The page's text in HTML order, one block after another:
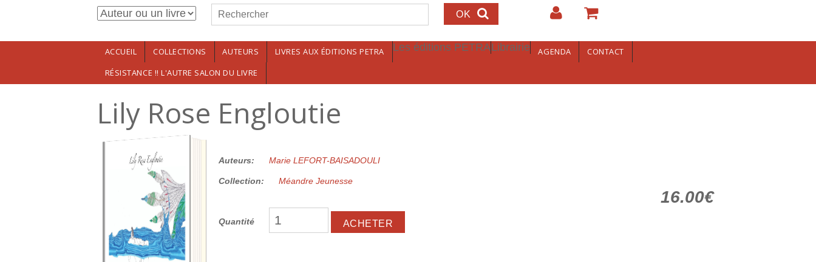
Aller au contenu principalFormulaire de recherche
Rechercher
ACCUEIL COLLECTIONS AUTEURS LIVRES AUX ÉDITIONS PETRA Les éditions PETRALibrairie AGENDA
CONTACT
RÉSISTANCE !! L'AUTRE SALON DU LIVRE
Lily Rose Engloutie
16.00€ Auteurs: Marie LEFORT-BAISADOULI
Collection: Méandre Jeunesse
16.00€
Quantité